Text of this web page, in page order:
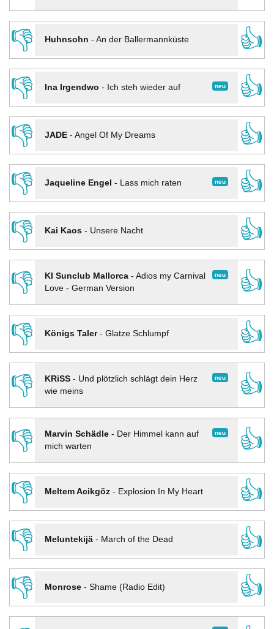
👎
Huhnsohn - An der Ballermannküste
👍
👎
neu
Ina Irgendwo - Ich steh wieder auf
👍
👎
JADE- Angel Of My Dreams
👍
👎
neu
Jaqueline Engel - Lass mich raten
👍
👎
Kai Kaos- Unsere Nacht
👍
👎
neu
KI Sunclub Mallorca- Adios my Carnival
Love - German Version
👍
👎
Königs Taler- Glatze Schlumpf
👍
👎
neu
KRiSS- Und plötzlich schlägt dein Herz
wie meins
👍
👎 neu
Marvin Schädle- Der Himmel kann auf
mich warten
👍
👎
Meltem Acikgöz- Explosion In My Heart
👍
👎
Meluntekijä- March of the Dead
👍
👎
Monrose- Shame (Radio Edit)
👍